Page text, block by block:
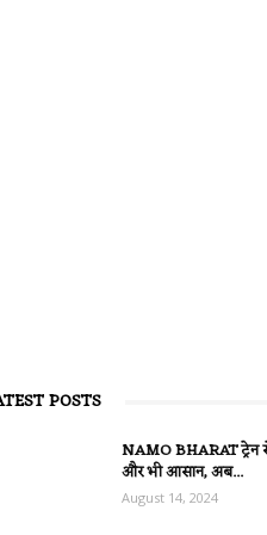
POSTS
NAMO BHARAT
और भी आसान, अब...
August 14, 2024